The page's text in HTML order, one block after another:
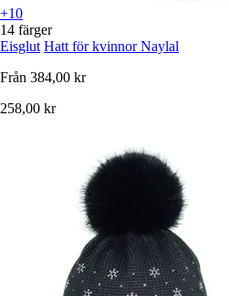
+10
14 färger
Eisglut Hatt för kvinnor Naylal
Från 384,00 kr
258,00 kr